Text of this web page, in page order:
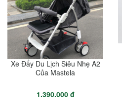
Xe Đẩy Du Lịch Siêu Nhẹ A2
Của Mastela
1.390.000 đ